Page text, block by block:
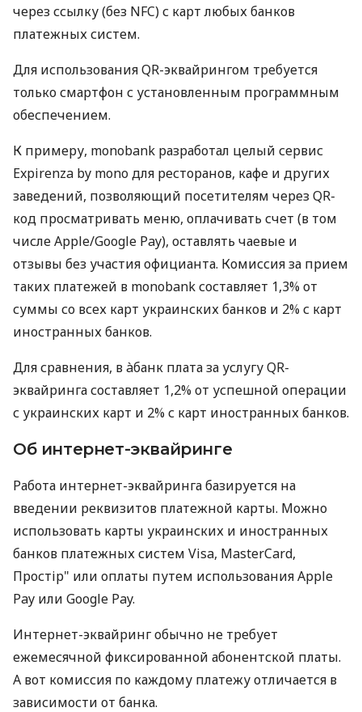
через ссылку (без NFC) с карт любых банков
платежных систем.
Для использования QR-эквайрингом требуется
только смартфон с установленным программным
обеспечением.
К примеру, monobank разработал целый сервис
Expirenza by mono для ресторанов, кафе и других
заведений, позволяющий посетителям через QR-
код просматривать меню, оплачивать счет (в том
числе Apple/Google Pay), оставлять чаевые и
отзывы без участия официанта. Комиссия за прием
таких платежей в monobank составляет 1,3% от
суммы со всех карт украинских банков и 2% с карт
иностранных банков.
Для сравнения, в àбанк плата за услугу QR-
эквайринга составляет 1,2% от успешной операции
с украинских карт и 2% с карт иностранных банков.
Об интернет-эквайринге
Работа интернет-эквайринга базируется на
введении реквизитов платежной карты. Можно
использовать карты украинских и иностранных
банков платежных систем Visa, MasterCard,
Простір" или оплаты путем использования Apple
Pay или Google Pay.
Интернет-эквайринг обычно не требует
ежемесячной фиксированной абонентской платы.
А вот комиссия по каждому платежу отличается в
зависимости от банка.